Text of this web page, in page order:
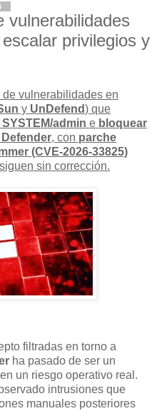
vulnerabilidades
privilegios y
de vulnerabilidades en
y UnDefend) que
admin e bloquear
, con parche
(CVE-2026-33825)
sin corrección.
filtradas en torno a
ha pasado de ser un
un riesgo operativo real.
intrusiones que
manuales posteriores